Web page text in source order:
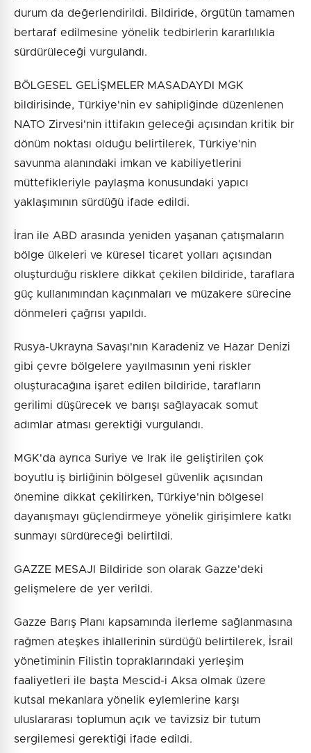
durum da değerlendirildi. Bildiride, örgütün tamamen
bertaraf edilmesine yönelik tedbirlerin kararlılıkla
sürdürüleceği vurgulandı.
BÖLGESEL GELİŞMELER MASADAYDI MGK
bildirisinde, Türkiye'nin ev sahipliğinde düzenlenen
NATO Zirvesi'nin ittifakın geleceği açısından kritik bir
dönüm noktası olduğu belirtilerek, Türkiye'nin
savunma alanındaki imkan ve kabiliyetlerini
müttefikleriyle paylaşma konusundaki yapıcı
yaklaşımının sürdüğü ifade edildi.
İran ile ABD arasında yeniden yaşanan çatışmaların
bölge ülkeleri ve küresel ticaret yolları açısından
oluşturduğu risklere dikkat çekilen bildiride, taraflara
güç kullanımından kaçınmaları ve müzakere sürecine
dönmeleri çağrısı yapıldı.
Rusya-Ukrayna Savaşı'nın Karadeniz ve Hazar Denizi
gibi çevre bölgelere yayılmasının yeni riskler
oluşturacağına işaret edilen bildiride, tarafların
gerilimi düşürecek ve barışı sağlayacak somut
adımlar atması gerektiği vurgulandı.
MGK'da ayrıca Suriye ve Irak ile geliştirilen çok
boyutlu iş birliğinin bölgesel güvenlik açısından
önemine dikkat çekilirken, Türkiye'nin bölgesel
dayanışmayı güçlendirmeye yönelik girişimlere katkı
sunmayı sürdüreceği belirtildi.
GAZZE MESAJI Bildiride son olarak Gazze'deki
gelişmelere de yer verildi.
Gazze Barış Planı kapsamında ilerleme sağlanmasına
rağmen ateşkes ihlallerinin sürdüğü belirtilerek, İsrail
yönetiminin Filistin topraklarındaki yerleşim
faaliyetleri ile başta Mescid-i Aksa olmak üzere
kutsal mekanlara yönelik eylemlerine karşı
uluslararası toplumun açık ve tavizsiz bir tutum
sergilemesi gerektiği ifade edildi.